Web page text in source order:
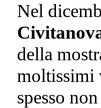
Nel
della
moltissimi
spesso